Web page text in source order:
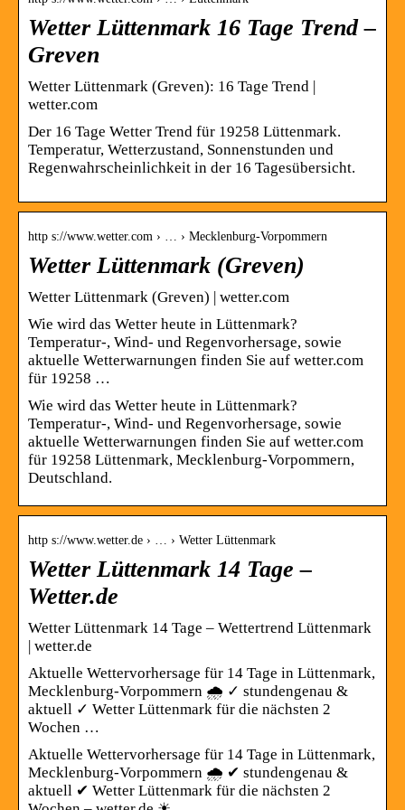
Wetter Lüttenmark 16 Tage Trend –
Greven
Wetter Lüttenmark (Greven): 16 Tage Trend |
wetter.com
Der 16 Tage Wetter Trend für 19258 Lüttenmark.
Temperatur, Wetterzustand, Sonnenstunden und
Regenwahrscheinlichkeit in der 16 Tagesübersicht.
http s://www.wetter.com › … › Mecklenburg-Vorpommern
Wetter Lüttenmark (Greven)
Wetter Lüttenmark (Greven) | wetter.com
Wie wird das Wetter heute in Lüttenmark?
Temperatur-, Wind- und Regenvorhersage, sowie
aktuelle Wetterwarnungen finden Sie auf wetter.com
für 19258 …
Wie wird das Wetter heute in Lüttenmark?
Temperatur-, Wind- und Regenvorhersage, sowie
aktuelle Wetterwarnungen finden Sie auf wetter.com
für 19258 Lüttenmark, Mecklenburg-Vorpommern,
Deutschland.
http s://www.wetter.de › … › Wetter Lüttenmark
Wetter Lüttenmark 14 Tage –
Wetter.de
Wetter Lüttenmark 14 Tage – Wettertrend Lüttenmark
| wetter.de
Aktuelle Wettervorhersage für 14 Tage in Lüttenmark,
Mecklenburg-Vorpommern 🌧️ ✓ stundengenau &
aktuell ✓ Wetter Lüttenmark für die nächsten 2
Wochen …
Aktuelle Wettervorhersage für 14 Tage in Lüttenmark,
Mecklenburg-Vorpommern 🌧️ ✔ stundengenau &
aktuell ✔ Wetter Lüttenmark für die nächsten 2